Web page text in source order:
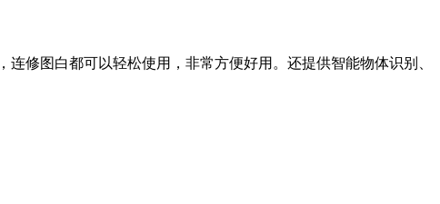
修图白都可以轻松使用，非常方便好用。还提供智能物体识别、